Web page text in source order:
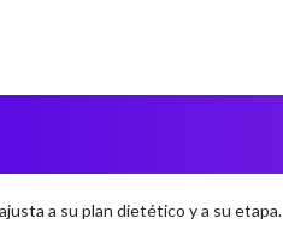
a su plan dietético y a su etapa.